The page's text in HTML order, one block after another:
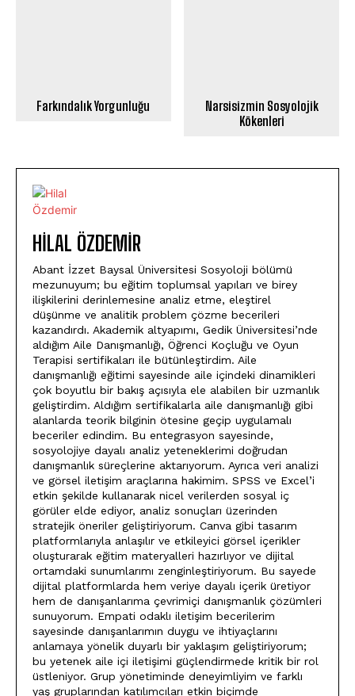
Farkındalık Yorgunluğu
Narsisizmin Sosyolojik
Kökenleri
HILAL ÖZDEMIR
Abant İzzet Baysal Üniversitesi Sosyoloji bölümü
mezunuyum; bu eğitim toplumsal yapıları ve birey
ilişkilerini derinlemesine analiz etme, eleştirel
düşünme ve analitik problem çözme becerileri
kazandırdı. Akademik altyapımı, Gedik Üniversitesi’nde
aldığım Aile Danışmanlığı, Öğrenci Koçluğu ve Oyun
Terapisi sertifikaları ile bütünleştirdim. Aile
danışmanlığı eğitimi sayesinde aile içindeki dinamikleri
çok boyutlu bir bakış açısıyla ele alabilen bir uzmanlık
geliştirdim. Aldığım sertifikalarla aile danışmanlığı gibi
alanlarda teorik bilginin ötesine geçip uygulamalı
beceriler edindim. Bu entegrasyon sayesinde,
sosyolojiye dayalı analiz yeteneklerimi doğrudan
danışmanlık süreçlerine aktarıyorum. Ayrıca veri analizi
ve görsel iletişim araçlarına hakimim. SPSS ve Excel’i
etkin şekilde kullanarak nicel verilerden sosyal iç
görüler elde ediyor, analiz sonuçları üzerinden
stratejik öneriler geliştiriyorum. Canva gibi tasarım
platformlarıyla anlaşılır ve etkileyici görsel içerikler
oluşturarak eğitim materyalleri hazırlıyor ve dijital
ortamdaki sunumlarımı zenginleştiriyorum. Bu sayede
dijital platformlarda hem veriye dayalı içerik üretiyor
hem de danışanlarıma çevrimiçi danışmanlık çözümleri
sunuyorum. Empati odaklı iletişim becerilerim
sayesinde danışanlarımın duygu ve ihtiyaçlarını
anlamaya yönelik duyarlı bir yaklaşım geliştiriyorum;
bu yetenek aile içi iletişimi güçlendirmede kritik bir rol
üstleniyor. Grup yönetiminde deneyimliyim ve farklı
yaş gruplarından katılımcıları etkin biçimde